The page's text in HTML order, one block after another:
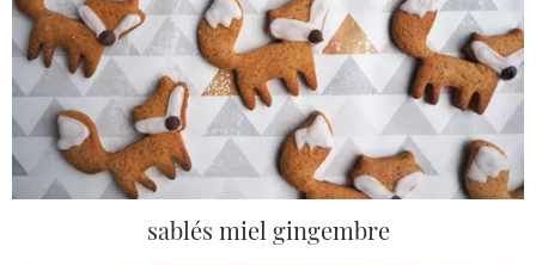
sablés miel gingembre